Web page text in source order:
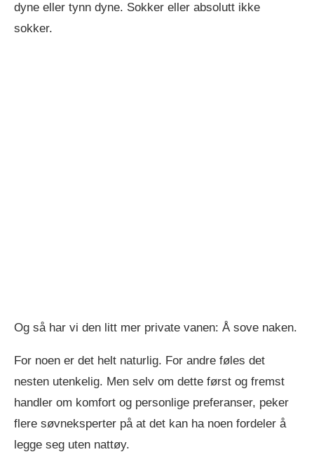
dyne eller tynn dyne. Sokker eller absolutt ikke
sokker.
Og så har vi den litt mer private vanen: Å sove naken.
For noen er det helt naturlig. For andre føles det
nesten utenkelig. Men selv om dette først og fremst
handler om komfort og personlige preferanser, peker
flere søvneksperter på at det kan ha noen fordeler å
legge seg uten nattøy.